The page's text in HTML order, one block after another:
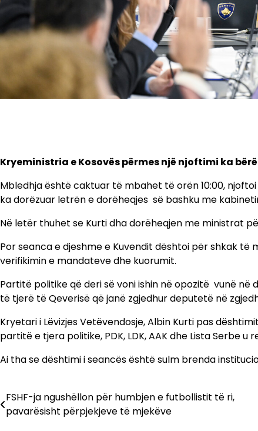
Kryeministria e Kosovës përmes një njoftimi ka
Mbledhja është caktuar të mbahet të orën 10:00,
ka dorëzuar letrën e dorëheqjes së bashku me
Në letër thuhet se Kurti dha dorëheqjen me ministrat
Por seanca e djeshme e Kuvendit dështoi për shkak
verifikimin e mandateve dhe kuorumit.
Partitë politike që deri së voni ishin në opozitë vunë
të tjerë të Qeverisë që janë zgjedhur deputetë në
Kryetari i Lëvizjes Vetëvendosje, Albin Kurti pas
partitë e tjera politike, PDK, LDK, AAK dhe Lista Serbe
Ai tha se dështimi i seancës është sulm brenda
Lëvizje
te
FSHF-ja ngushëllon për humbjen e futbollistit të ri,
pavarësisht përpjekjeve të mjekëve